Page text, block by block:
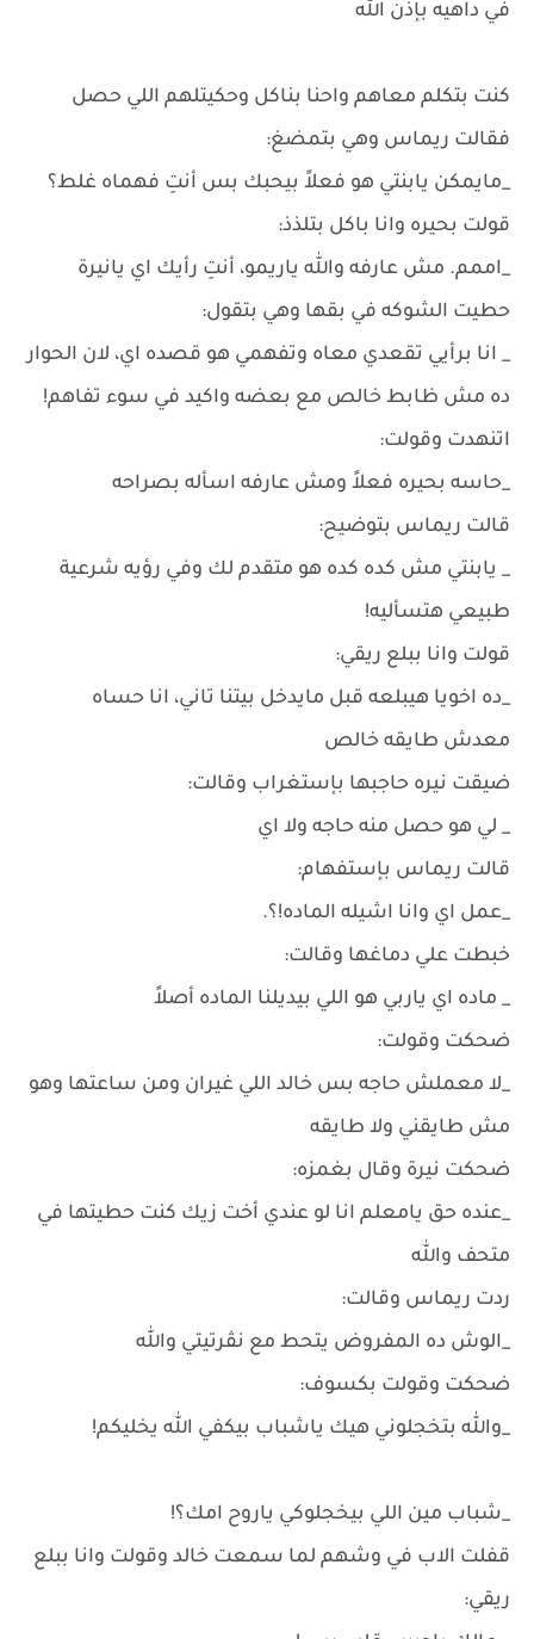
في داهيه بإذن الله
كنت بتكلم معاهم واحنا بناكل وحكيتلهم اللي حصل
فقالت ريماس وهي بتمضغ:
_مايمكن يابنتي هو فعلاً بيحبك بس أنتِ فهماه غلط؟
قولت بحيره وانا باكل بتلذذ:
_اممم. مش عارفه والله ياريمو، أنتِ رأيك اي يانيرة
حطيت الشوكه في بقها وهي بتقول:
_ انا برأيي تقعدي معاه وتفهمي هو قصده اي، لان الحوار
ده مش ظابط خالص مع بعضه واكيد في سوء تفاهم!
اتنهدت وقولت:
_حاسه بحيره فعلاً ومش عارفه اسأله بصراحه
قالت ريماس بتوضيح:
_ يابنتي مش كده كده هو متقدم لك وفي رؤيه شرعية
طبيعي هتسأليه!
قولت وانا ببلع ريقي:
_ده اخويا هيبلعه قبل مايدخل بيتنا تاني، انا حساه
معدش طايقه خالص
ضيقت نيره حاجبها بإستغراب وقالت:
_ لي هو حصل منه حاجه ولا اي
قالت ريماس بإستفهام:
_عمل اي وانا اشيله الماده!؟.
خبطت علي دماغها وقالت:
_ ماده اي ياربي هو اللي بيديلنا الماده أصلاً
ضحكت وقولت:
_لا معملش حاجه بس خالد اللي غيران ومن ساعتها وهو
مش طايقني ولا طايقه
ضحكت نيرة وقال بغمزه:
_عنده حق يامعلم انا لو عندي أخت زيك كنت حطيتها في
متحف والله
ردت ريماس وقالت:
_الوش ده المفروض يتحط مع نڤرتيتي والله
ضحكت وقولت بكسوف:
_والله بتخجلوني هيك ياشباب بيكفي الله يخليكم!
_شباب مين اللي بيخجلوكي ياروح امك؟!
قفلت الاب في وشهم لما سمعت خالد وقولت وانا ببلع
ريقي: